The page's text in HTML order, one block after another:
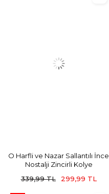
O Harfli ve Nazar Sallantılı İnce
Nostalji Zincirli Kolye
339,99 TL
299,99 TL